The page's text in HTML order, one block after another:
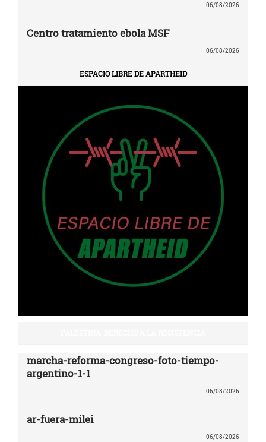
06/08/2026
Centro tratamiento ebola MSF
06/08/2026
ESPACIO LIBRE DE APARTHEID
marcha-reforma-congreso-foto-tiempo-
argentino-1-1
06/08/2026
ar-fuera-milei
06/08/2026